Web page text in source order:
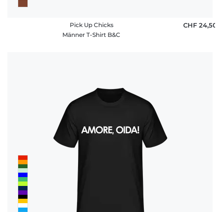
Pick Up Chicks
Männer T-Shirt B&C
CHF 24,50